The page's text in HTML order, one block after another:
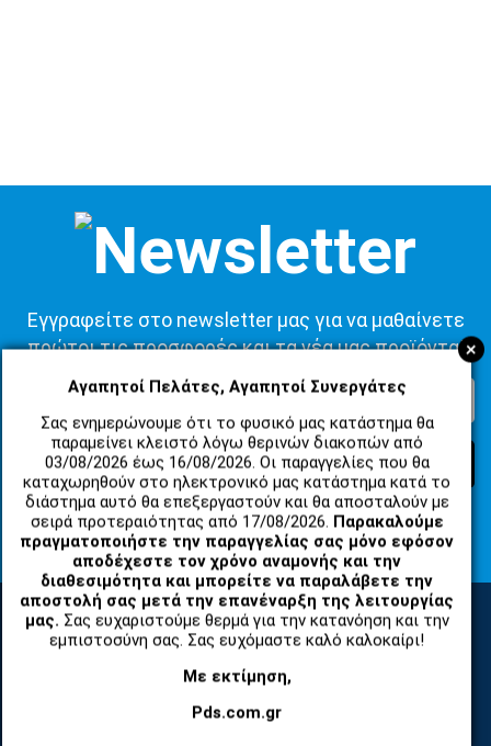
+
Αγαπητοί Πελάτες, Αγαπητοί Συνεργάτες
Σας ενημερώνουμε ότι το φυσικό μας κατάστημα θα
παραμείνει κλειστό λόγω θερινών διακοπών από
03/08/2026 έως 16/08/2026. Οι παραγγελίες που θα
καταχωρηθούν στο ηλεκτρονικό μας κατάστημα κατά το
διάστημα αυτό θα επεξεργαστούν και θα αποσταλούν με
σειρά προτεραιότητας από 17/08/2026. Παρακαλούμε
πραγματοποιήστε την παραγγελίας σας μόνο εφόσον
αποδέχεστε τον χρόνο αναμονής και την
διαθεσιμότητα και μπορείτε να παραλάβετε την
αποστολή σας μετά την επανέναρξη της λειτουργίας
μας. Σας ευχαριστούμε θερμά για την κατανόηση και την
εμπιστοσύνη σας. Σας ευχόμαστε καλό καλοκαίρι!
Με εκτίμηση,
Pds.com.gr
Εγγραφείτε στο newsletter μας για να μαθαίνετε
πρώτοι τις προσφορές και τα νέα μας προϊόντα!
ΕΓΓΡΑΦΗ
Συμφωνώ με τουςΌροι Χρήσης Ιστοσελίδαςκαι τηΠολιτική
Απορρήτου
ΚΑΤΗΓΟΡΙΕΣ
ΑΝΤΑΛΛΑΚΤΙΚΑ ΚΑΙ ΑΞΕΣΟΥΑΡ ΚΙΝΗΤΩΝ ΤΗΛΕΦΩΝΩΝ